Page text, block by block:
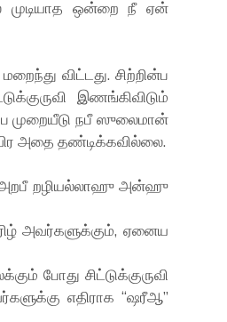
முடியாத ஒன்றை நீ ஏன்
விட்டது. சிற்றின்ப
இணங்கிவிடும்
முறையீடு நபீ ஸுலைமான்
அதை தண்டிக்கவில்லை.
றழியல்லாஹு அன்ஹு
அவர்களுக்கும், ஏனைய
போது சிட்டுக்குருவி
எதிராக “ஷரீஆ”